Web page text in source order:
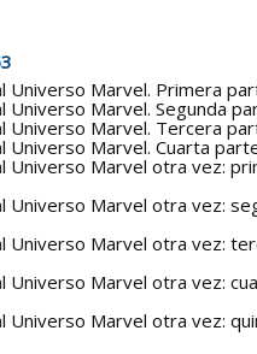
Universo Marvel. Primera
Universo Marvel. Segunda
Universo Marvel. Tercera
Universo Marvel. Cuarta
Universo Marvel otra vez:
Universo Marvel otra vez:
Universo Marvel otra vez:
Universo Marvel otra vez:
Universo Marvel otra vez: